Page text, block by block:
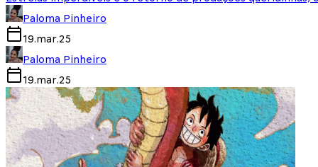
Paloma Pinheiro
19.mar.25
Paloma Pinheiro
19.mar.25